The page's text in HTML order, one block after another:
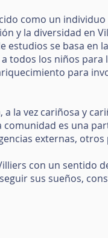
como un
y la diversidad en
estudios se basa en
todos los niños
para
a la vez cariñosa y
comunidad es una
externas,
con un sentido
sus sueños,